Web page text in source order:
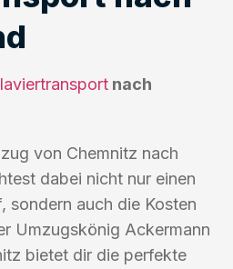
nach
von Chemnitz nach
dabei nicht nur einen
sondern auch die Kosten
Umzugskönig Ackermann
bietet dir die perfekte